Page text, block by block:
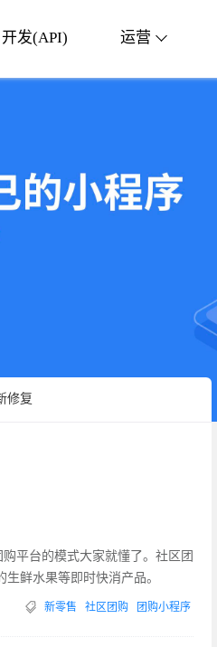
开发(API) 运营
修复
平台的模式大家就懂了。社区团
鲜水果等即时快消产品。
新零售 社区团购 团购小程序